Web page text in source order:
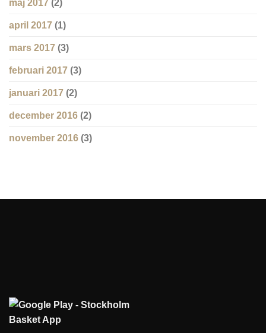
maj 2017 (2)
april 2017 (1)
mars 2017 (3)
februari 2017 (3)
januari 2017 (2)
december 2016 (2)
november 2016 (3)